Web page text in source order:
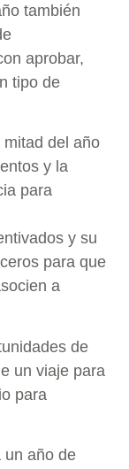
también
aprobar,
tipo de
del año
y la
para
y su
para que
a
de
un viaje para
para
un año de